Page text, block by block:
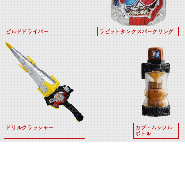
ビルドドライバー ラビットタンクスパークリング
ドリルクラッシャー
カブトムシフル
ボトル